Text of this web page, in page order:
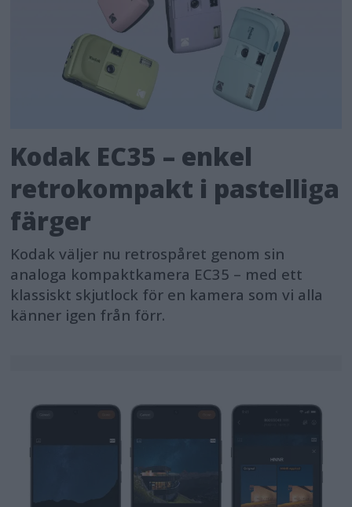
Kodak EC35 – enkel
retrokompakt i pastelliga
färger
Kodak väljer nu retrospåret genom sin
analoga kompaktkamera EC35 – med ett
klassiskt skjutlock för en kamera som vi alla
känner igen från förr.